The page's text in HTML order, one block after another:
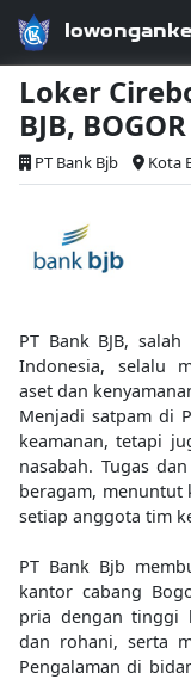
Loker
BJB, BOGOR
PT Bank Bjb Kota
PT Bank BJB,
Indonesia, selalu
aset dan
Menjadi satpam di
keamanan, tetapi
nasabah. Tugas
beragam, menuntut
setiap anggota tim
PT Bank Bjb
kantor cabang
pria dengan tinggi
dan rohani, serta
Pengalaman di